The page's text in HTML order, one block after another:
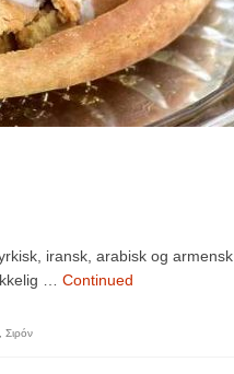
iransk, arabisk og armensk
… Continued
Σιρόν